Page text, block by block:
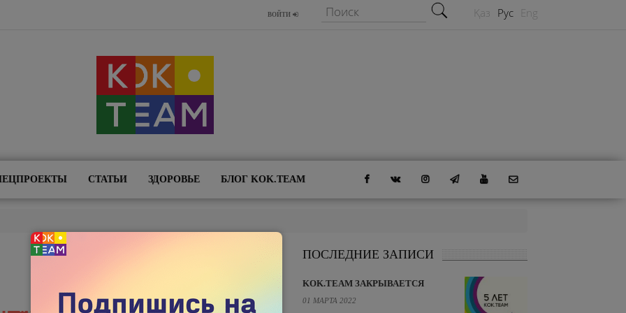
ВОЙТИ
Форма поиска
Поиск Қаз Рус Eng
СТАТЬИ ЗДОРОВЬЕ БЛОГ KOK.TEAM
ПОСЛЕДНИЕ ЗАПИСИ
KOK.TEAM ЗАКРЫВАЕТСЯ
01 МАРТА 2022